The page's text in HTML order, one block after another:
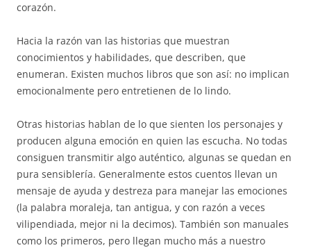
corazón.
Hacia la razón van las historias que muestran
conocimientos y habilidades, que describen, que
enumeran. Existen muchos libros que son así: no implican
emocionalmente pero entretienen de lo lindo.
Otras historias hablan de lo que sienten los personajes y
producen alguna emoción en quien las escucha. No todas
consiguen transmitir algo auténtico, algunas se quedan en
pura sensiblería. Generalmente estos cuentos llevan un
mensaje de ayuda y destreza para manejar las emociones
(la palabra moraleja, tan antigua, y con razón a veces
vilipendiada, mejor ni la decimos). También son manuales
como los primeros, pero llegan mucho más a nuestro